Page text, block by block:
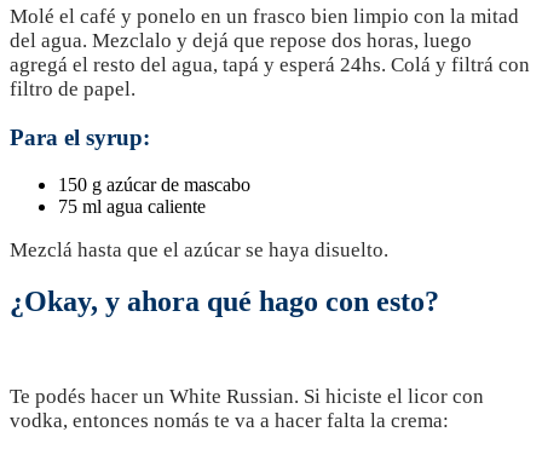
Molé el café y ponelo en un frasco bien limpio con la mitad
del agua. Mezclalo y dejá que repose dos horas, luego
agregá el resto del agua, tapá y esperá 24hs. Colá y filtrá con
filtro de papel.
Para el syrup:
150 g azúcar de mascabo
75 ml agua caliente
Mezclá hasta que el azúcar se haya disuelto.
¿Okay, y ahora qué hago con esto?
Te podés hacer un White Russian. Si hiciste el licor con
vodka, entonces nomás te va a hacer falta la crema: